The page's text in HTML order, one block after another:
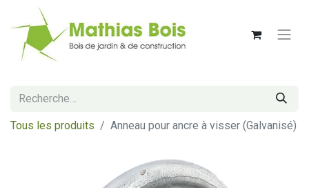
Tous les produits Anneau pour ancre à visser (Galvanisé)